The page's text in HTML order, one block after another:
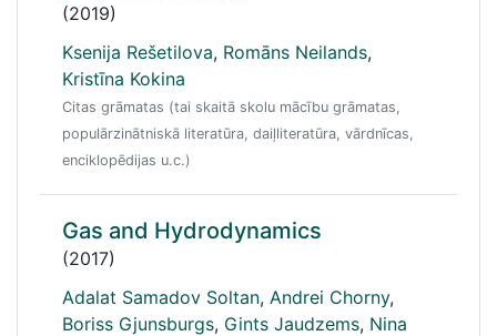
(2019)
Ksenija Rešetilova, Romāns Neilands,
Kristīna Kokina
Citas grāmatas (tai skaitā skolu mācību grāmatas,
populārzinātniskā literatūra, daiļliteratūra, vārdnīcas,
enciklopēdijas u.c.)
Gas and Hydrodynamics
(2017)
Adalat Samadov Soltan, Andrei Chorny,
Boriss Gjunsburgs, Gints Jaudzems, Nina